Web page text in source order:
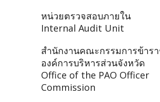
หน่วยตรวจสอบภายใน
Internal Audit Unit
สำนักงานคณะกรรมการข้าร
องค์การบริหารส่วนจังหวัด
Office of the PAO Officer
Commission